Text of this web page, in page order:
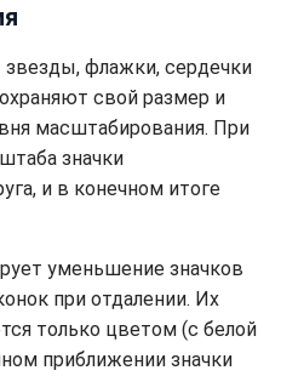
флажки, сердечки
свой размер и
масштабирования. При
значки
и в конечном итоге
уменьшение значков
при отдалении. Их
только цветом (с белой
приближении значки